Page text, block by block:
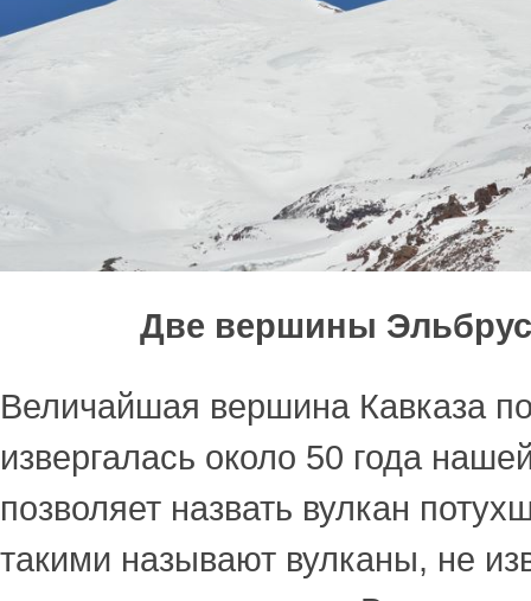
Две вершины
Величайшая вершина Кавказа
извергалась около 50 года
позволяет назвать вулкан
такими называют вулканы, не